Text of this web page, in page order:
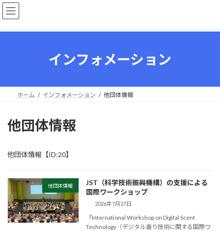
コ
ン
ン
ナ
ビ
ー
インフォメーション
ホーム インフォメーション 他団体情報
他団体情報
他団体情報【ID:20】
他団体情報
JST（科学技術振興機構）の支援による
国際ワークショップ
2026年7月27日
『International Workshop on Digital Scent
Technology（デジタル香り技術に関する国際ワ